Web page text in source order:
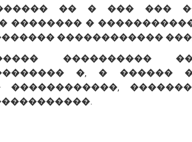
�� � ��� ���
�������� �
������������
����������
�, � ������
������������,